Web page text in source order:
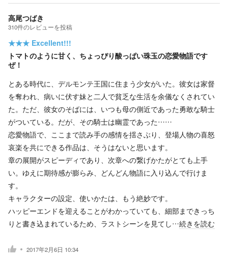
高尾つばき
310件のレビューを投稿
★★★ Excellent!!!
トマトのように甘く、ちょっぴり酸っぱい珠玉の恋愛物語です
ぜ！
とある時代に、デルモンテ王国に住まう少女がいた。彼女は家督
を奪われ、病いに伏す妹と二人で貧乏な生活を余儀なくされてい
た。ただ、彼女のそばには、いつも母の側近であった勇敢な騎士
がついている。だが、その騎士は幽霊であった……
恋愛物語で、ここまで読み手の感情を揺さぶり、登場人物の喜怒
哀楽を共にできる作品は、そうはないと思います。
章の展開がスピーディであり、次章への繋げかたがとても上手
い。ゆえに期待感が膨らみ、どんどん物語に入り込んで行けま
す。
キャラクターの設定、使いかたは、もう絶妙です。
ハッピーエンドを迎えることがわかっていても、細部まできっち
りと書き込まれているため、ラストシーンを見てし…続きを読む
2017年2月6日 10:34